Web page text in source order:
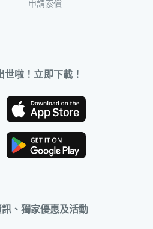
申請索償
啦！立即下載！
、獨家優惠及活動